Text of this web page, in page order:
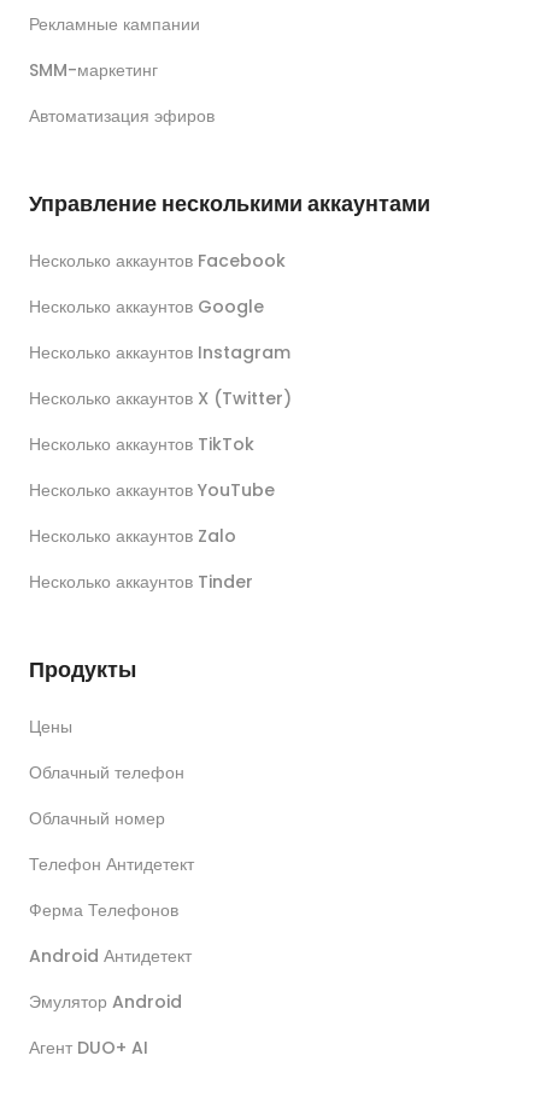
Рекламные кампании
SMM-маркетинг
Автоматизация эфиров
Управление несколькими аккаунтами
Несколько аккаунтов Facebook
Несколько аккаунтов Google
Несколько аккаунтов Instagram
Несколько аккаунтов X (Twitter)
Несколько аккаунтов TikTok
Несколько аккаунтов YouTube
Несколько аккаунтов Zalo
Несколько аккаунтов Tinder
Продукты
Цены
Облачный телефон
Облачный номер
Телефон Антидетект
Ферма Телефонов
Android Антидетект
Эмулятор Android
Агент DUO+ AI